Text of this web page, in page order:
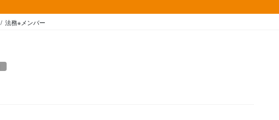
法務※メンバー